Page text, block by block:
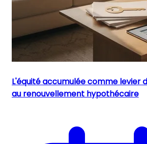
L'équité accumulée comme levier
au renouvellement hypothécaire